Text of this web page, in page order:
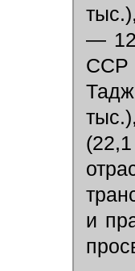
— 12
ССР
и